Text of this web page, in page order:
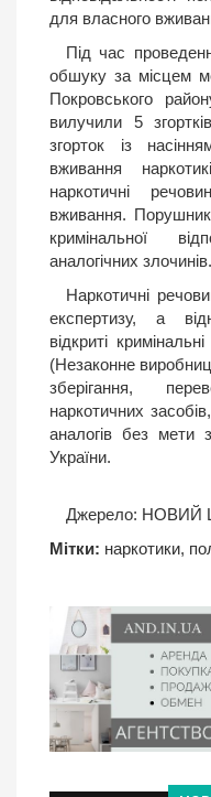
для власного
Під час
обшуку за місцем
Покровського
вилучили 5
згорток із
вживання
наркотичні
вживання.
кримінальної
аналогічних злочинів.
Наркотичні
експертизу, а
відкриті
(Незаконне
зберігання,
наркотичних
аналогів без мети
України.
Джерело: НОВИЙ
Мітки: наркотики,